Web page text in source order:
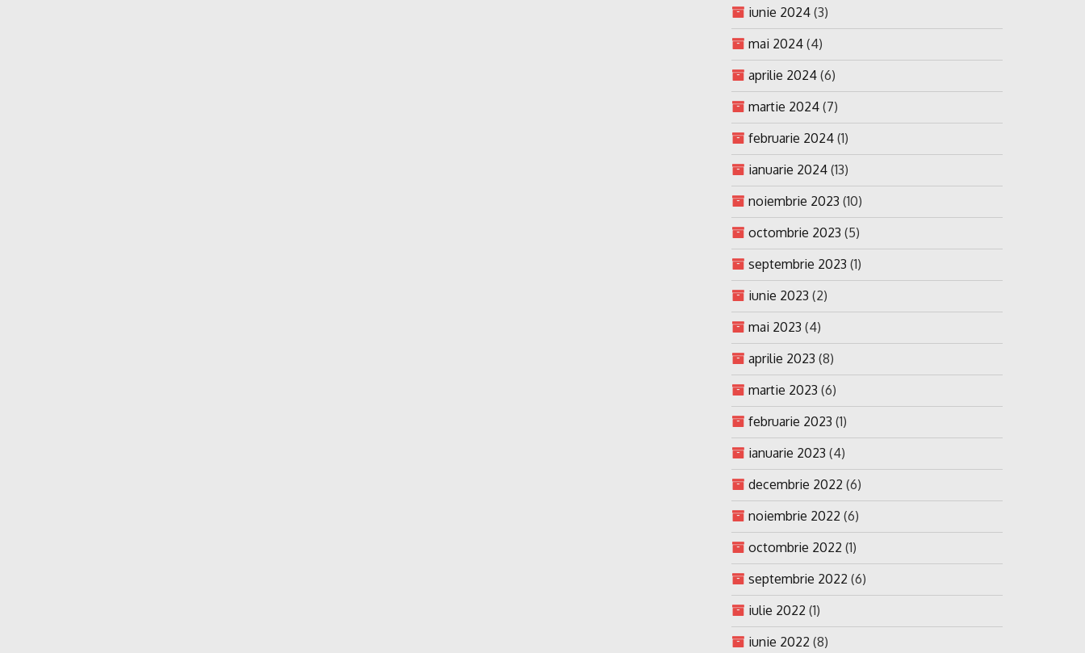
iunie 2024 (3)
mai 2024 (4)
aprilie 2024 (6)
martie 2024 (7)
februarie 2024 (1)
ianuarie 2024 (13)
noiembrie 2023 (10)
octombrie 2023 (5)
septembrie 2023 (1)
iunie 2023 (2)
mai 2023 (4)
aprilie 2023 (8)
martie 2023 (6)
februarie 2023 (1)
ianuarie 2023 (4)
decembrie 2022 (6)
noiembrie 2022 (6)
octombrie 2022 (1)
septembrie 2022 (6)
iulie 2022 (1)
iunie 2022 (8)